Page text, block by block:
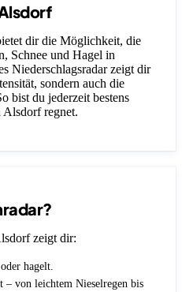
dir die Möglichkeit, die
Schnee und Hagel in
Niederschlagsradar zeigt dir
sondern auch die
bist du jederzeit bestens
regnet.
zeigt dir:
hagelt.
– von leichtem Nieselregen bis